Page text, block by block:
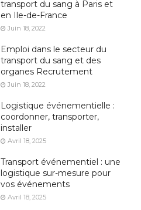
transport du sang à Paris et
en Ile-de-France
Juin 18, 2022
Emploi dans le secteur du
transport du sang et des
organes Recrutement
Juin 18, 2022
Logistique événementielle :
coordonner, transporter,
installer
Avril 18, 2025
Transport événementiel : une
logistique sur-mesure pour
vos événements
Avril 18, 2025